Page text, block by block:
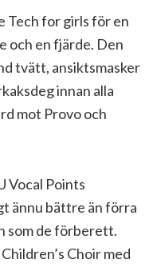
Tech for girls för en
och en fjärde. Den
tvätt, ansiktsmasker
innan alla
mot Provo och
Vocal Points
ännu bättre än förra
som de förberett.
Choir med